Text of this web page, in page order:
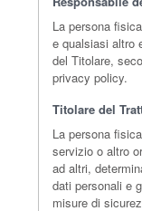
La persona
e qualsiasi altro
del Titolare,
privacy policy.
Titolare del
La persona
servizio o altro
ad altri,
dati personali e
misure di